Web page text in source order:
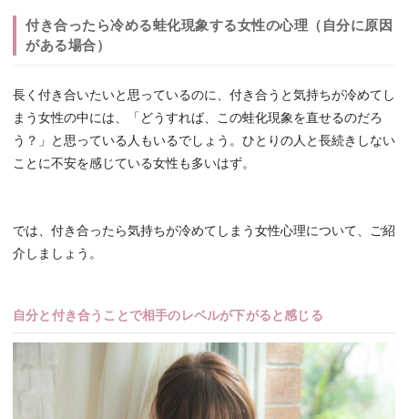
付き合ったら冷める蛙化現象する女性の心理（自分に原因
がある場合）
長く付き合いたいと思っているのに、付き合うと気持ちが冷めてし
まう女性の中には、「どうすれば、この蛙化現象を直せるのだろ
う？」と思っている人もいるでしょう。ひとりの人と長続きしない
ことに不安を感じている女性も多いはず。
では、付き合ったら気持ちが冷めてしまう女性心理について、ご紹
介しましょう。
自分と付き合うことで相手のレベルが下がると感じる